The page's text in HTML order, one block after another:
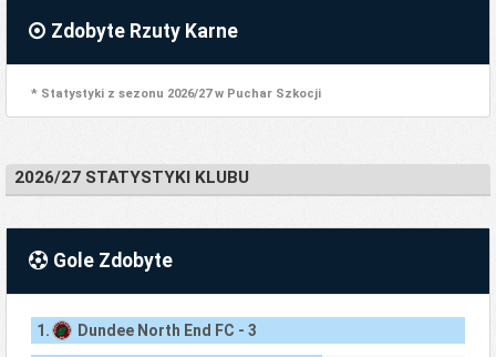
Zdobyte Rzuty Karne
* Statystyki z sezonu 2026/27 w Puchar Szkocji
2026/27 STATYSTYKI KLUBU
Gole Zdobyte
1. Dundee North End FC - 3